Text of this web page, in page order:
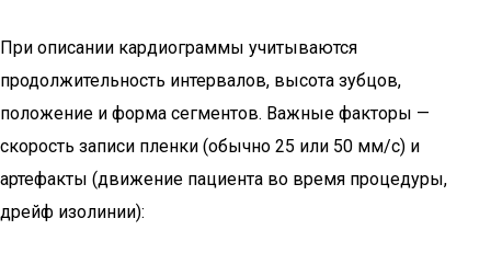
При описании кардиограммы учитываются
продолжительность интервалов, высота зубцов,
положение и форма сегментов. Важные факторы —
скорость записи пленки (обычно 25 или 50 мм/с) и
артефакты (движение пациента во время процедуры,
дрейф изолинии):